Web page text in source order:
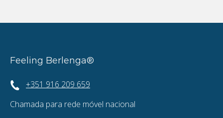
Feeling Berlenga®
+351 916 209 659
Chamada para rede móvel nacional